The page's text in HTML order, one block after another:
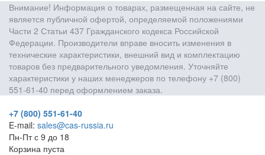
Внимание! Информация о товарах, размещенная на сайте, не
является публичной офертой, определяемой положениями
Части 2 Статьи 437 Гражданского кодекса Российской
Федерации. Производители вправе вносить изменения в
технические характеристики, внешний вид и комплектацию
товаров без предварительного уведомления. Уточняйте
характеристики у наших менеджеров по телефону +7 (800)
551-61-40 перед оформлением заказа.
+7 (800) 551-61-40
E-mail: sales@cas-russia.ru
Пн-Пт с 9 до 18
Корзина пуста